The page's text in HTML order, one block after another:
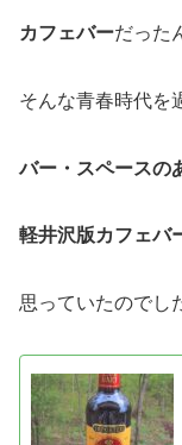
カフェバーだった
そんな青春時代を
バー・スペースの
軽井沢版カフェバ
思っていたのでし